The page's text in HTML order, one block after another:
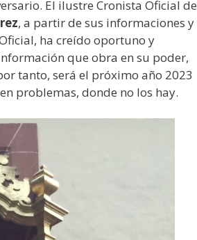
El ilustre Cronista Oficial de
, a partir de sus informaciones y
ha creído oportuno y
que obra en su poder,
tanto, será el próximo año 2023
problemas, donde no los hay.